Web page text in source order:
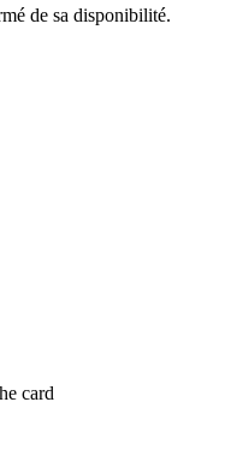
de sa disponibilité.
card